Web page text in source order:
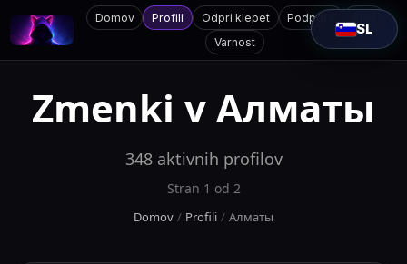
Domov Profili Odpri klepet Podpora
Varnost
SL
Zmenki vАлматы
348 aktivnih profilov
Stran 1 od 2
Domov / Profili / Алматы